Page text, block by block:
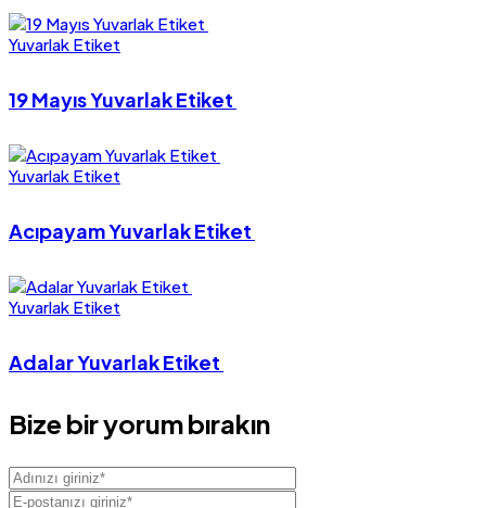
Yuvarlak Etiket
19 Mayıs Yuvarlak Etiket
Yuvarlak Etiket
Acıpayam Yuvarlak Etiket
Yuvarlak Etiket
Adalar Yuvarlak Etiket
Bize bir yorum bırakın